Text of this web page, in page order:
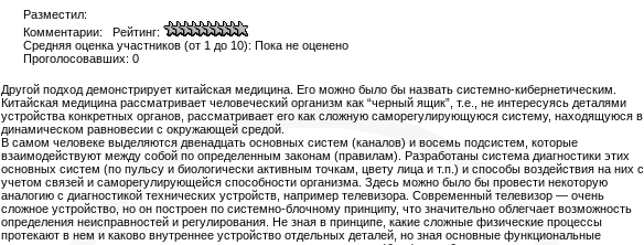
Разместил:
Комментарии: Рейтинг:
Средняя оценка участников (от 1 до 10): Пока не оценено
Проголосовавших: 0
Другой подход демонстрирует китайская медицина. Его можно было бы назвать системно-кибернетическим.
Китайская медицина рассматривает человеческий организм как “черный ящик”, т.е., не интересуясь деталями
устройства конкретных органов, рассматривает его как сложную саморегулирующуюся систему, находящуюся в
динамическом равновесии с окружающей средой.
В самом человеке выделяются двенадцать основных систем (каналов) и восемь подсистем, которые
взаимодействуют между собой по определенным законам (правилам). Разработаны система диагностики этих
основных систем (по пульсу и биологически активным точкам, цвету лица и т.п.) и способы воздействия на них с
учетом связей и саморегулирующейся способности организма. Здесь можно было бы провести некоторую
аналогию с диагностикой технических устройств, например телевизора. Современный телевизор — очень
сложное устройство, но он построен по системно-блочному принципу, что значительно облегчает возможность
определения неисправностей и регулирования. Не зная в принципе, какие сложные физические процессы
протекают в нем и каково внутреннее устройство отдельных деталей, но зная основные функциональные